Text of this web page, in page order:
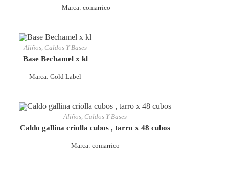
Marca: comarrico
Marca: Gold Label
Aliños, Caldos Y Bases
Base Bechamel x kl
Marca: comarrico
Aliños, Caldos Y Bases
Caldo gallina criolla cubos , tarro x 48 cubos